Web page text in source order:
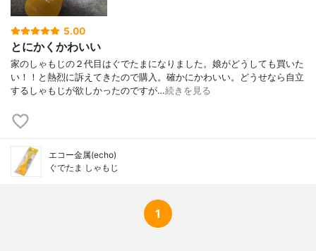
5.00
とにかくかわいい
家のしゃもじの２代目はぐでたまになりました。娘がどうしても買いた
い！！と熱烈に訴えてきたので購入。確かにかわいい。どうせなら自立
するしゃもじが欲しかったのですが…続きを見る
エコー金属(echo)
ぐでたま しゃもじ
1